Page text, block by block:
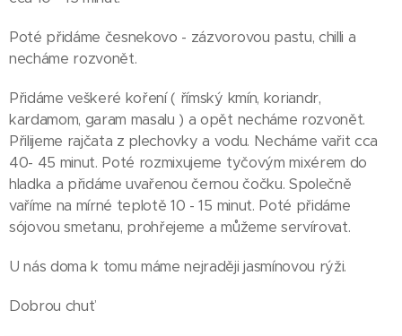
Poté přidáme česnekovo - zázvorovou pastu, chilli a
necháme rozvonět.
Přidáme veškeré koření ( římský kmín, koriandr,
kardamom, garam masalu ) a opět necháme rozvonět.
Přilijeme rajčata z plechovky a vodu. Necháme vařit cca
40- 45 minut. Poté rozmixujeme tyčovým mixérem do
hladka a přidáme uvařenou černou čočku. Společně
vaříme na mírné teplotě 10 - 15 minut. Poté přidáme
sójovou smetanu, prohřejeme a můžeme servírovat.
U nás doma k tomu máme nejraději jasmínovou rýži.
Dobrou chuť